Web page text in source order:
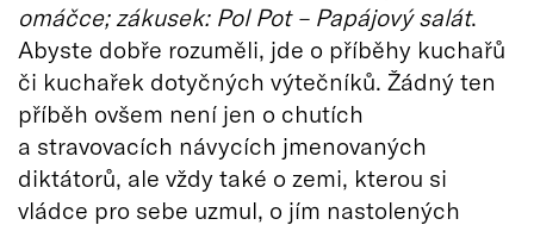
omáčce; zákusek: Pol Pot – Papájový salát.
Abyste dobře rozuměli, jde o příběhy kuchařů
či kuchařek dotyčných výtečníků. Žádný ten
příběh ovšem není jen o chutích
a stravovacích návycích jmenovaných
diktátorů, ale vždy také o zemi, kterou si
vládce pro sebe uzmul, o jím nastolených